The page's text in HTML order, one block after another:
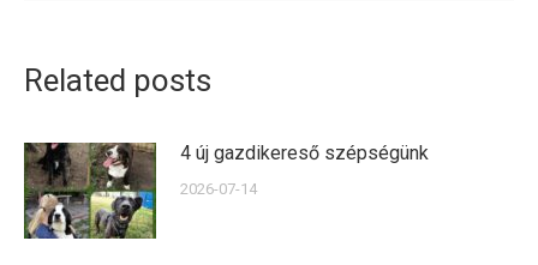
Related posts
4 új gazdikereső szépségünk
2026-07-14